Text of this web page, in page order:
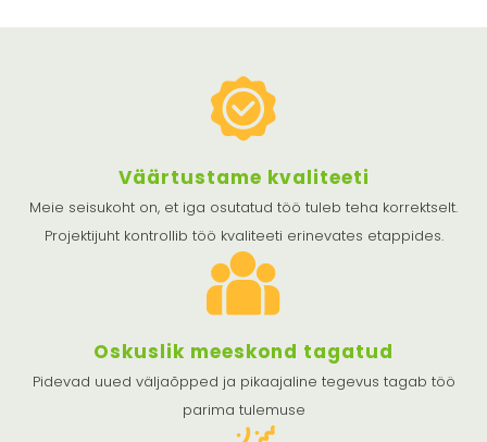
Väärtustame kvaliteeti
Meie seisukoht on, et iga osutatud töö tuleb teha korrektselt.
Projektijuht kontrollib töö kvaliteeti erinevates etappides.
Oskuslik meeskond tagatud
Pidevad uued väljaõpped ja pikaajaline tegevus tagab töö
parima tulemuse